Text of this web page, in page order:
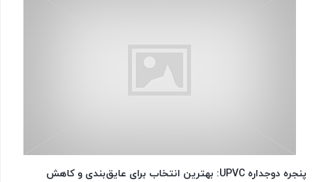
پنجره دوجداره UPVC: بهترین انتخاب برای عایق‌بندی و کاهش